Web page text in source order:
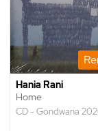
Hania Rani
Home
CD - Gondwana